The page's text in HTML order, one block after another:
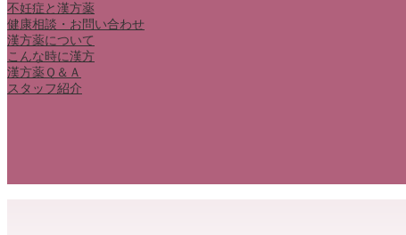
不妊症と漢方薬
健康相談・お問い合わせ
漢方薬について
こんな時に漢方
漢方薬Ｑ＆Ａ
スタッフ紹介